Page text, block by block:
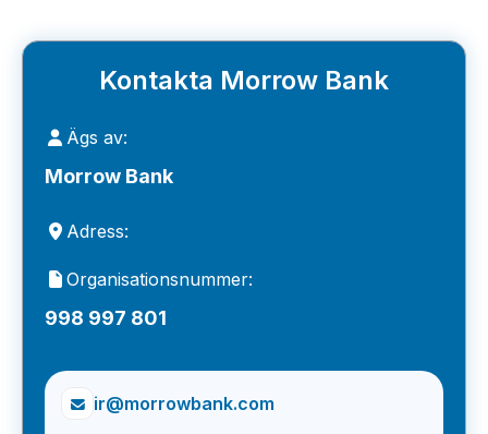
Kontakta Morrow Bank
Ägs av:
Morrow Bank
Adress:
Organisationsnummer:
998 997 801
ir@morrowbank.com